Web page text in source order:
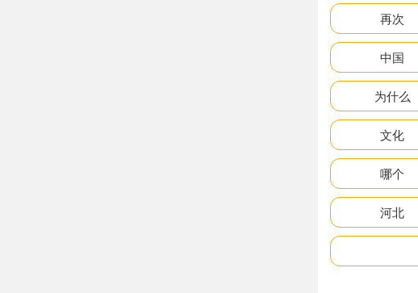
再次
中国
为什么
文化
哪个
河北